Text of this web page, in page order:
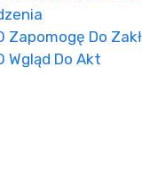
Zapomogę Do
Wgląd Do Akt